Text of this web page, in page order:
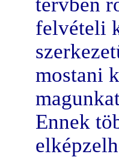
felvételi
mostani
Ennek